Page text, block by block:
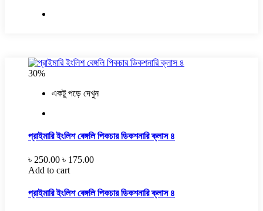
30%
একটু পড়ে দেখুন
প্রাইমারি ইংলিশ বেঙ্গলি পিকচার ডিকশনারি ক্লাস ৪
৳ 250.00 ৳ 175.00
Add to cart
প্রাইমারি ইংলিশ বেঙ্গলি পিকচার ডিকশনারি ক্লাস ৪